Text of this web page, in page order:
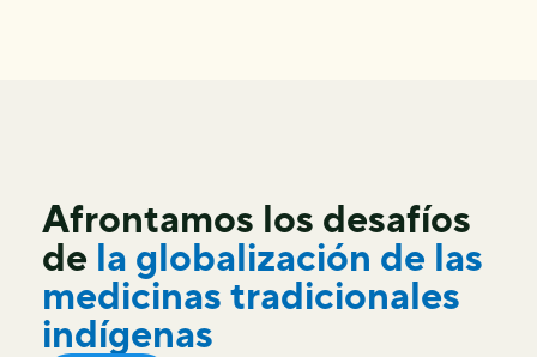
Afrontamos los desafíos
de la globalización de las
medicinas tradicionales
indígenas